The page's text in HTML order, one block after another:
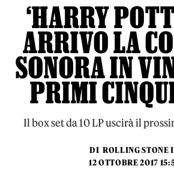
‘HARRY
ARRIVO LA
SONORA IN
PRIMI
Il box set da 10 LP uscirà il
DI ROLLING STONE
12 OTTOBRE 2017